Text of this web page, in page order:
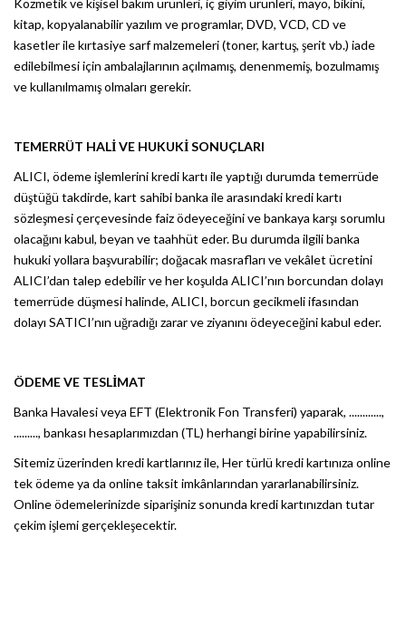
Kozmetik ve kişisel bakım ürünleri, iç giyim ürünleri, mayo, bikini,
kitap, kopyalanabilir yazılım ve programlar, DVD, VCD, CD ve
kasetler ile kırtasiye sarf malzemeleri (toner, kartuş, şerit vb.) iade
edilebilmesi için ambalajlarının açılmamış, denenmemiş, bozulmamış
ve kullanılmamış olmaları gerekir.
TEMERRÜT HALİ VE HUKUKİ SONUÇLARI
ALICI, ödeme işlemlerini kredi kartı ile yaptığı durumda temerrüde
düştüğü takdirde, kart sahibi banka ile arasındaki kredi kartı
sözleşmesi çerçevesinde faiz ödeyeceğini ve bankaya karşı sorumlu
olacağını kabul, beyan ve taahhüt eder. Bu durumda ilgili banka
hukuki yollara başvurabilir; doğacak masrafları ve vekâlet ücretini
ALICI’dan talep edebilir ve her koşulda ALICI’nın borcundan dolayı
temerrüde düşmesi halinde, ALICI, borcun gecikmeli ifasından
dolayı SATICI’nın uğradığı zarar ve ziyanını ödeyeceğini kabul eder.
ÖDEME VE TESLİMAT
Banka Havalesi veya EFT (Elektronik Fon Transferi) yaparak, ............,
........., bankası hesaplarımızdan (TL) herhangi birine yapabilirsiniz.
Sitemiz üzerinden kredi kartlarınız ile, Her türlü kredi kartınıza online
tek ödeme ya da online taksit imkânlarından yararlanabilirsiniz.
Online ödemelerinizde siparişiniz sonunda kredi kartınızdan tutar
çekim işlemi gerçekleşecektir.